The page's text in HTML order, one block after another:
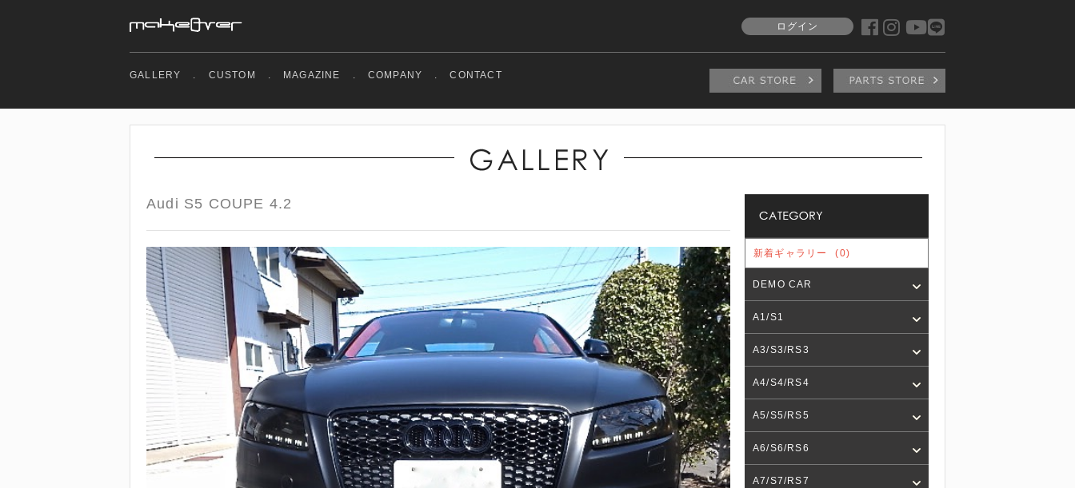
ログイン
GALLERY . CUSTOM . MAGAZINE . COMPANY . CONTACT
Audi S5 COUPE 4.2
新着ギャラリー (0)
DEMO CAR
A1/S1
A3/S3/RS3
A4/S4/RS4
A5/S5/RS5
A6/S6/RS6
A7/S7/RS7